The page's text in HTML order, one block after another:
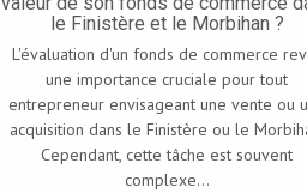
le Finistère et le Morbihan ?
L'évaluation d'un fonds de commerce
une importance cruciale pour tout
entrepreneur envisageant une vente ou
acquisition dans le Finistère ou le
Cependant, cette tâche est souvent
complexe...